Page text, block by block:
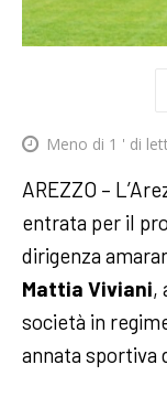
Meno di 1 ' di
AREZZO –
entrata per il
dirigenza
Mattia Viviani,
società in
annata sportiva